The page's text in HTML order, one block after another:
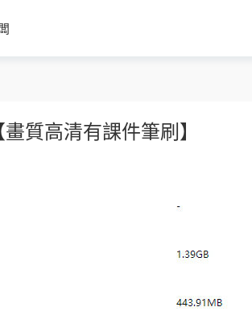
質高清有課件筆刷】